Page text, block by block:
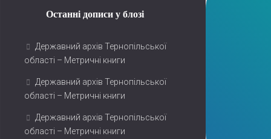
Останні дописи у блозі
Державний архів Тернопільської
області – Метричні книги
Державний архів Тернопільської
області – Метричні книги
Державний архів Тернопільської
області – Метричні книги